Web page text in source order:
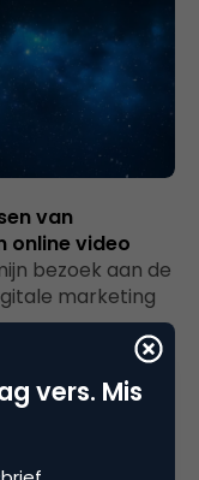
van
online video
bezoek aan de
marketing
vers. Mis